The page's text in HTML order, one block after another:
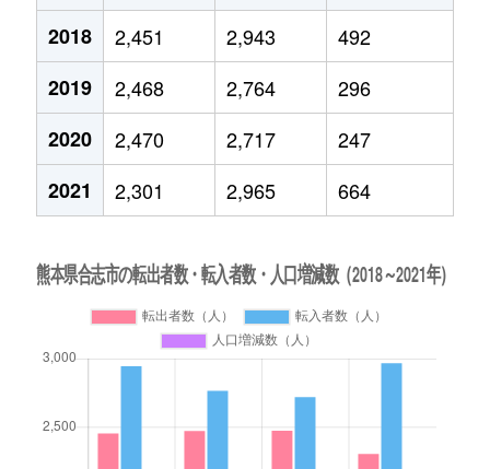
2018
2,451 2,943
492
2019
2,468 2,764
296
2020
2,470 2,717
247
2021
2,301 2,965 664